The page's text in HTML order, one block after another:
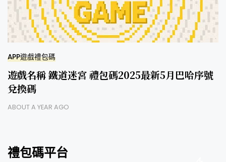
APP遊戲禮包碼
遊戲名稱 鐵道迷宮 禮包碼2025最新5月巴哈序號
兌換碼
ABOUT A YEAR AGO
禮包碼平台